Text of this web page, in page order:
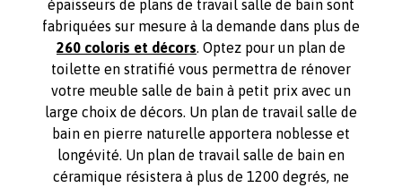
épaisseurs de plans de travail salle de bain sont
fabriquées sur mesure à la demande dans plus de
260 coloris et décors. Optez pour un plan de
toilette en stratifié vous permettra de rénover
votre meuble salle de bain à petit prix avec un
large choix de décors. Un plan de travail salle de
bain en pierre naturelle apportera noblesse et
longévité. Un plan de travail salle de bain en
céramique résistera à plus de 1200 degrés, ne